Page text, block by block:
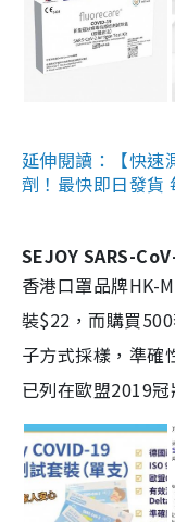
延伸閱讀：【快速
劑！最快即日發貨
SEJOY SARS-
香港口罩品牌HK-
裝$22，而購買
子方式採樣，準確
已列在歐盟2019